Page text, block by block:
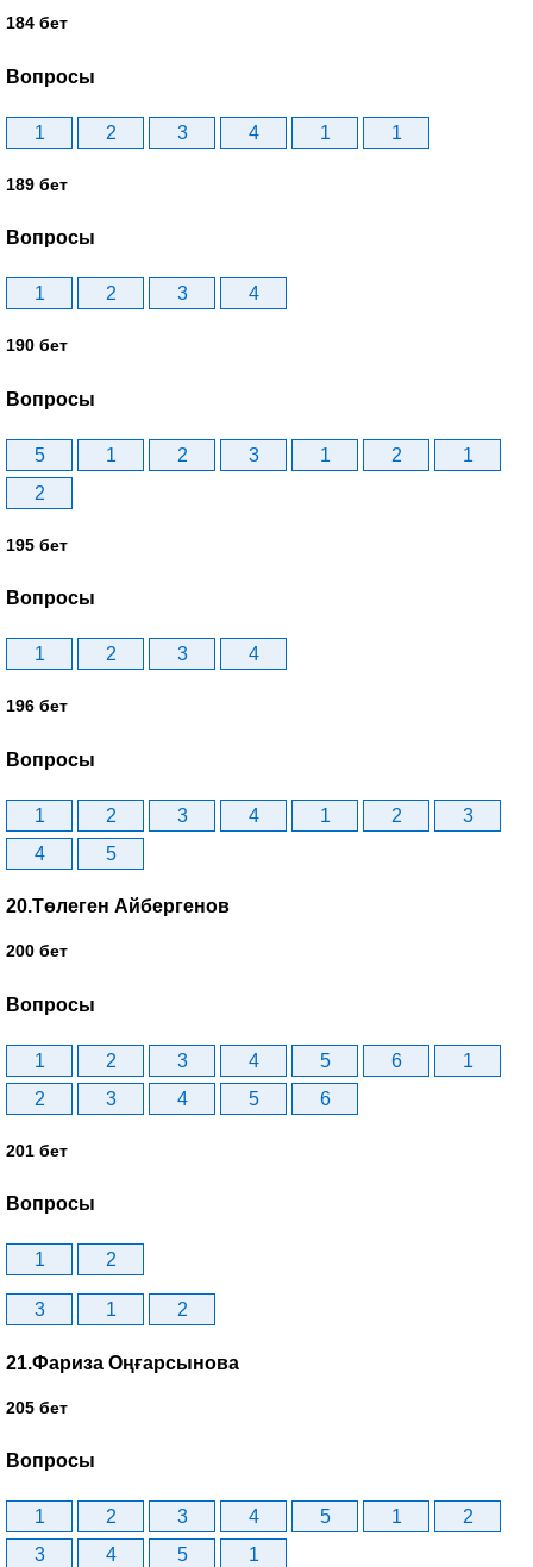
184 бет
Вопросы
1 2 3 4 1 1
189 бет
Вопросы
1 2 3 4
190 бет
Вопросы
5 1 2 3 1 2
1
2
195 бет
Вопросы
1 2 3 4
196 бет
Вопросы
1 2 3 4 1 2
3
4
5
20.Төлеген Айбергенов
200 бет
Вопросы
1 2 3 4 5 6
1
2
3 4 5 6
201 бет
Вопросы
1 2
3 1 2
21.Фариза Оңғарсынова
205 бет
Вопросы
1 2 3 4 5 1
2
3
4 5 1